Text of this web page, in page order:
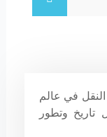
في عالم
تاريخ وتطور